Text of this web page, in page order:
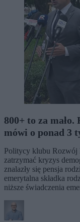
800+ to za
mówi o ponad 3
Politycy klubu Rozwój
zatrzymać kryzys
znalazły się pensja
emerytalna składka
niższe świadczenia